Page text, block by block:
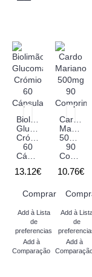
Biolimão
Glucomanano
Crómio
60
Cápsulas
13.12€
Comprar
Add à Lista
de
preferencias
Add à
Comparação
Cardo
Mariano
500mg
90
Comprimidos
10.76€
Add à
de
Add à